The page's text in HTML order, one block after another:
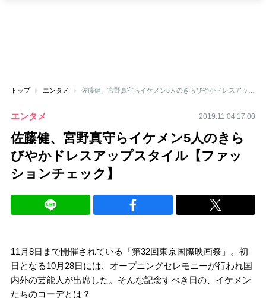
トップ エンタメ
エンタメ 2019.11.04 17:00
佐藤健、宮野真守らイケメン5人のきら
びやかドレスアップスタイル【ファッ
ションチェック】
11月8日まで開催されている「第32回東京国際映画祭」。初
日となる10月28日には、オープニングセレモニーが行われ国
内外の芸能人が出席した。そんな記念すべき日の、イケメン
たちのコーデとは？